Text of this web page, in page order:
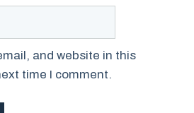
and website in this
time I comment.